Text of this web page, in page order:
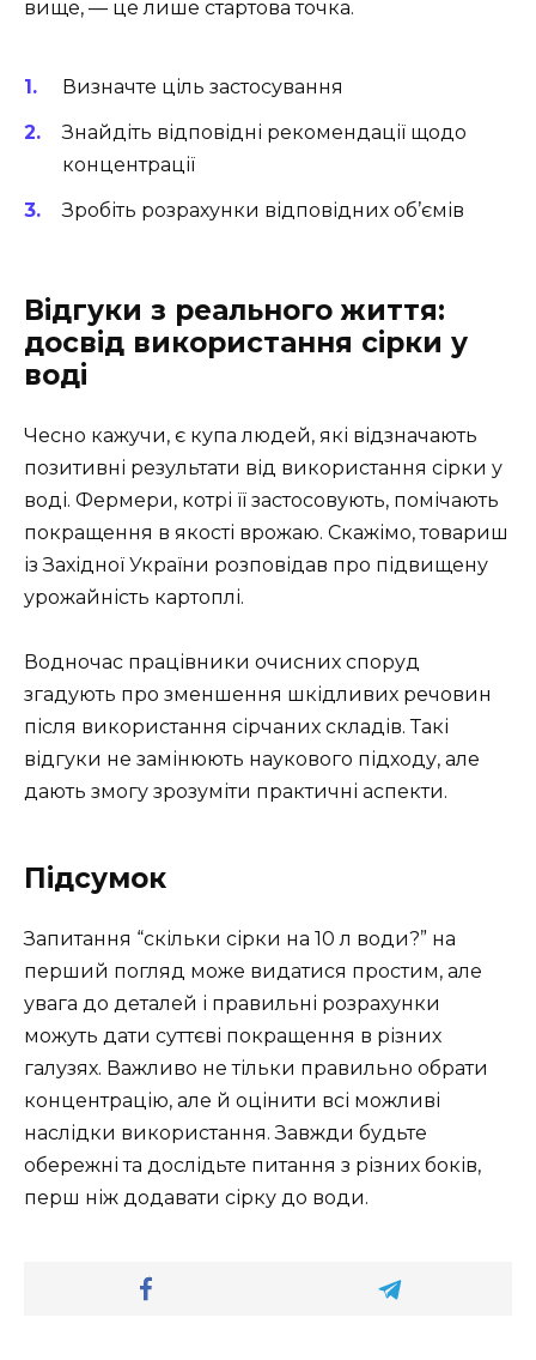
вище, — це лише стартова точка.
Визначте ціль застосування
Знайдіть відповідні рекомендації щодо
концентрації
Зробіть розрахунки відповідних об’ємів
Відгуки з реального життя:
досвід використання сірки у
воді
Чесно кажучи, є купа людей, які відзначають
позитивні результати від використання сірки у
воді. Фермери, котрі її застосовують, помічають
покращення в якості врожаю. Скажімо, товариш
із Західної України розповідав про підвищену
урожайність картоплі.
Водночас працівники очисних споруд
згадують про зменшення шкідливих речовин
після використання сірчаних складів. Такі
відгуки не замінюють наукового підходу, але
дають змогу зрозуміти практичні аспекти.
Підсумок
Запитання “скільки сірки на 10 л води?” на
перший погляд може видатися простим, але
увага до деталей і правильні розрахунки
можуть дати суттєві покращення в різних
галузях. Важливо не тільки правильно обрати
концентрацію, але й оцінити всі можливі
наслідки використання. Завжди будьте
обережні та дослідьте питання з різних боків,
перш ніж додавати сірку до води.